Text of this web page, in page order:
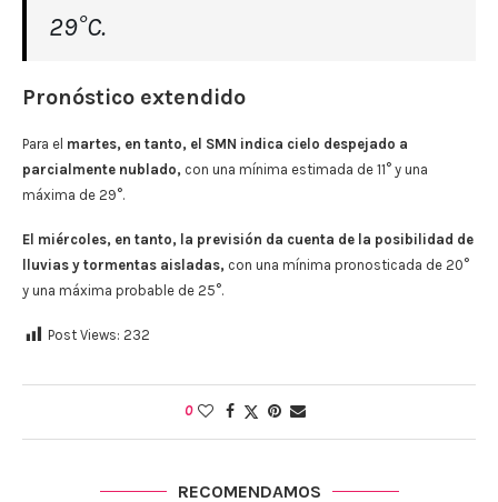
29°C.
Pronóstico extendido
Para el martes, en tanto, el SMN indica cielo despejado a
parcialmente nublado, con una mínima estimada de 11° y una
máxima de 29°.
El miércoles, en tanto, la previsión da cuenta de la posibilidad de
lluvias y tormentas aisladas, con una mínima pronosticada de 20°
y una máxima probable de 25°.
Post Views: 232
0
RECOMENDAMOS